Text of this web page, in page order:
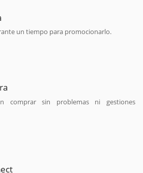
un tiempo para promocionarlo.
comprar sin problemas ni gestiones